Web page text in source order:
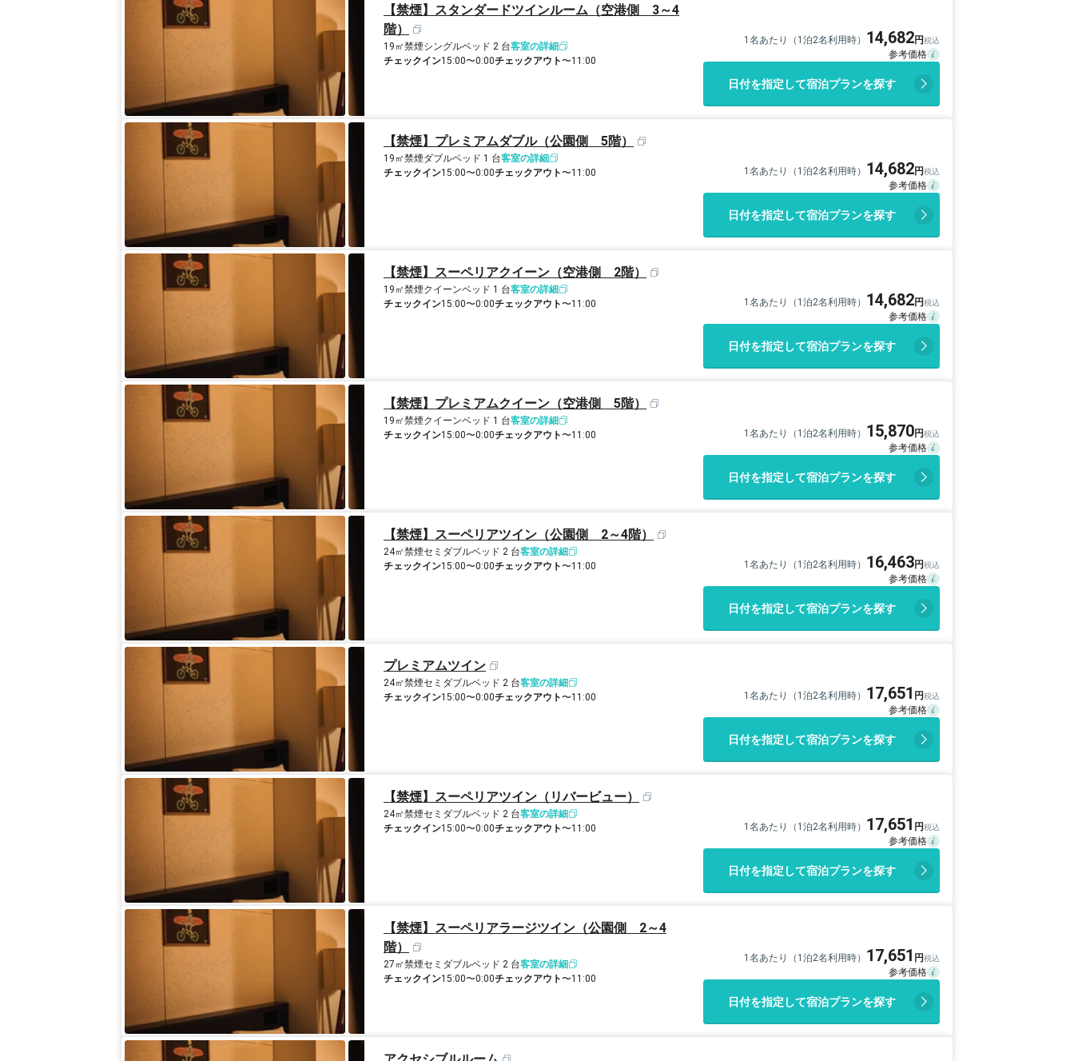
【禁煙】スタンダードツインルーム（空港側 3～4
階）
19㎡禁煙シングルベッド 2 台客室の詳細
チェックイン15:00〜0:00チェックアウト〜11:00
1名あたり（1泊2名利用時） 14,682
日付を指定して宿泊プランを探す
【禁煙】プレミアムダブル（公園側 5階）
19㎡禁煙ダブルベッド 1 台客室の詳細
チェックイン15:00〜0:00チェックアウト〜11:00 1名あたり（1泊2名利用時） 14,682
日付を指定して宿泊プランを探す
【禁煙】スーペリアクイーン（空港側 2階）
19㎡禁煙クイーンベッド 1 台客室の詳細
チェックイン15:00〜0:00チェックアウト〜11:00 1名あたり（1泊2名利用時） 14,682
日付を指定して宿泊プランを探す
【禁煙】プレミアムクイーン（空港側 5階）
19㎡禁煙クイーンベッド 1 台客室の詳細
チェックイン15:00〜0:00チェックアウト〜11:00 1名あたり（1泊2名利用時） 15,870
日付を指定して宿泊プランを探す
【禁煙】スーペリアツイン（公園側 2～4階）
24㎡禁煙セミダブルベッド 2 台客室の詳細
チェックイン15:00〜0:00チェックアウト〜11:00 1名あたり（1泊2名利用時） 16,463
日付を指定して宿泊プランを探す
プレミアムツイン
24㎡禁煙セミダブルベッド 2 台客室の詳細
チェックイン15:00〜0:00チェックアウト〜11:00 1名あたり（1泊2名利用時） 17,651
日付を指定して宿泊プランを探す
【禁煙】スーペリアツイン（リバービュー）
24㎡禁煙セミダブルベッド 2 台客室の詳細
チェックイン15:00〜0:00チェックアウト〜11:00 1名あたり（1泊2名利用時） 17,651
日付を指定して宿泊プランを探す
【禁煙】スーペリアラージツイン（公園側 2～4
階）
27㎡禁煙セミダブルベッド 2 台客室の詳細
チェックイン15:00〜0:00チェックアウト〜11:00
1名あたり（1泊2名利用時） 17,651
日付を指定して宿泊プランを探す